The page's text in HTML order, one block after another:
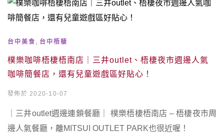
台中美食 台中梧棲
樸樂咖啡梧棲梧南店｜三井outlet、梧棲夜市週邊人氣
咖啡簡餐店，還有兒童遊戲區好貼心！
發佈於 2020-10-07
｜三井outlet週邊連鎖餐廳｜ 樸樂梧棲梧南店 – 梧棲夜市周
邊人氣餐廳，離MITSUI OUTLET PARK也很近喔！